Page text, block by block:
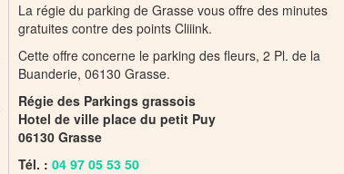
La régie du parking de Grasse vous offre des minutes
gratuites contre des points Cliiink.
Cette offre concerne le parking des fleurs, 2 Pl. de la
Buanderie, 06130 Grasse.
Régie des Parkings grassois
Hotel de ville place du petit Puy
06130 Grasse
Tél. : 04 97 05 53 50